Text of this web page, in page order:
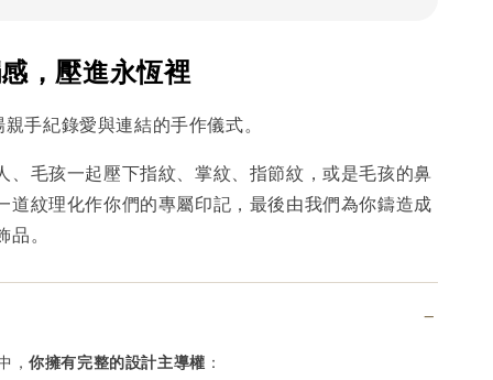
，壓進永恆裡
手紀錄愛與連結的手作儀式。
、毛孩一起壓下指紋、掌紋、指節紋，或是毛孩的鼻
道紋理化作你們的專屬印記，最後由我們為你鑄造成
品。
，你擁有完整的設計主導權 ：